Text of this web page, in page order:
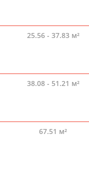
25.56 - 37.83 м²
38.08 - 51.21 м²
67.51 м²